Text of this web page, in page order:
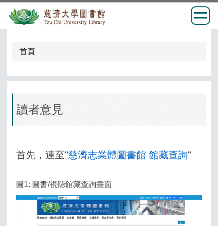
內
首頁
讀者意見
首先，連至"慈濟志業體圖書館 館藏查詢"
圖1: 圖書/視聽館藏查詢畫面